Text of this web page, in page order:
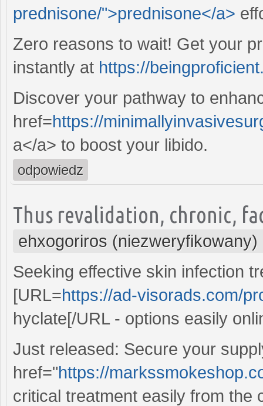
prednisone/">prednisone</a>
Zero reasons to wait! Get your
instantly at https://
Discover your pathway to
href=https://
a</a> to boost your libido.
odpowiedz
Thus revalidation, chronic,
ehxogoriros (niezweryfikowany)
Seeking effective skin infection
[URL=https://ad-visorads.com/
hyclate[/URL - options easily
Just released: Secure your
href="https://
critical treatment easily from the